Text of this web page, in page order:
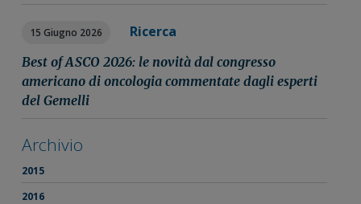
15 Giugno 2026 Ricerca
Best of ASCO 2026: le novità dal congresso
americano di oncologia commentate dagli esperti
del Gemelli
Archivio
2015
2016